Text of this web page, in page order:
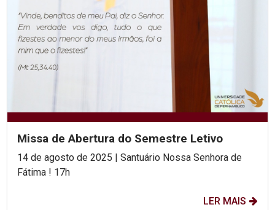
Missa de Abertura do Semestre Letivo
14 de agosto de 2025 | Santuário Nossa Senhora de
Fátima ! 17h
LER MAIS